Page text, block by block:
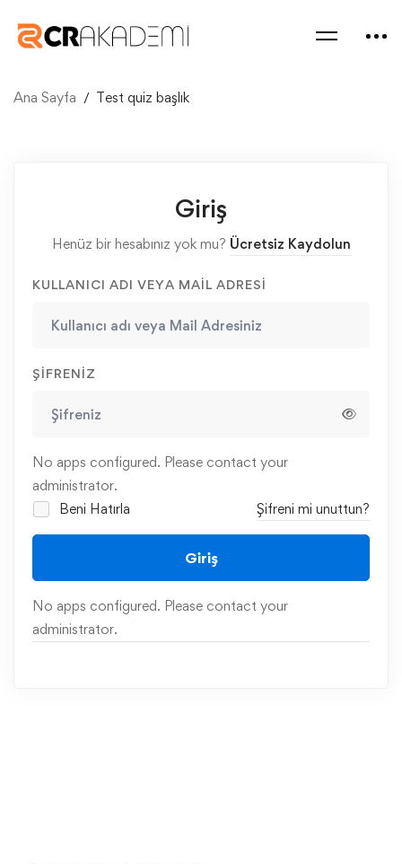
Ana Sayfa Test quiz başlık
Giriş
Henüz bir hesabınız yok mu? Ücretsiz Kaydolun
KULLANICI ADI VEYA MAIL ADRESI
ŞIFRENIZ
No apps configured. Please contact your
administrator.
Beni Hatırla
Şifreni mi unuttun?
Giriş
No apps configured. Please contact your
administrator.